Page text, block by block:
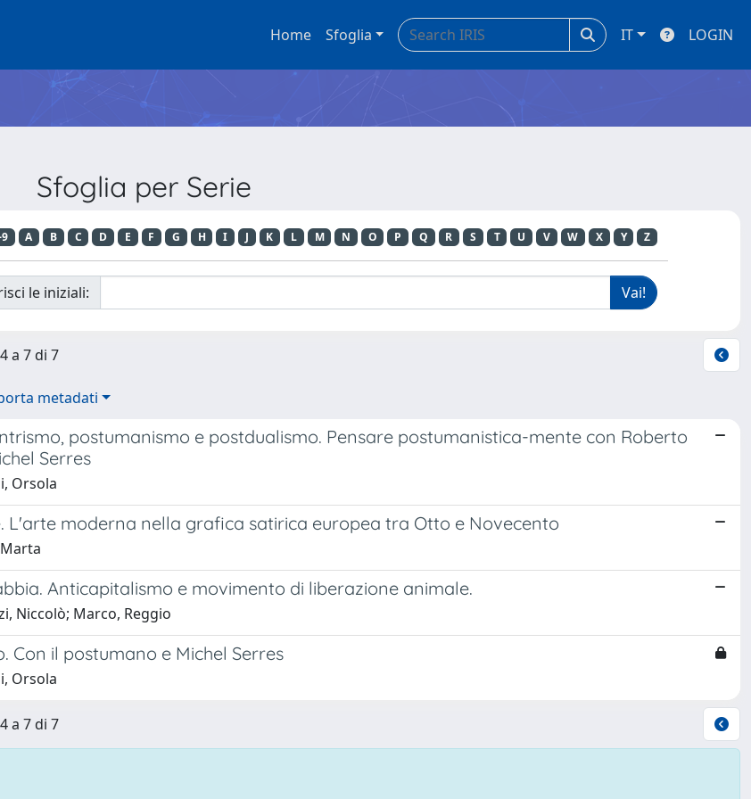
Home Sfoglia IT LOGIN
Sfoglia per Serie
A B C D E F G H I J K L M N O P Q R S T U V W X Y Z
le iniziali:
a 7 di 7
metadati
postumanismo e postdualismo. Pensare postumanistica-mente con Roberto
Serres
Orsola
L'arte moderna nella grafica satirica europea tra Otto e Novecento
Anticapitalismo e movimento di liberazione animale.
Niccolò; Marco, Reggio
Con il postumano e Michel Serres
Orsola
a 7 di 7